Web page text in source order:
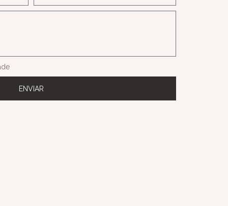
ENVIAR